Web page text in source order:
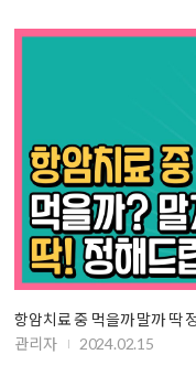
항암치료 중 먹을까 말까 딱
관리자
2024.02.15